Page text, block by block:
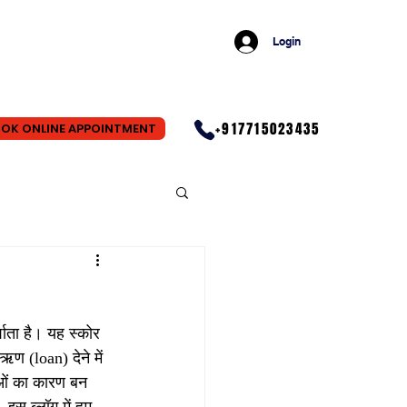
Login
ONLINE APPOINTMENT +917715023435
है। यह स्कोर
ऋण (loan) देने में
का कारण बन